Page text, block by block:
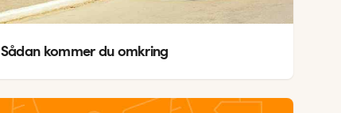
Sådan kommer du omkring